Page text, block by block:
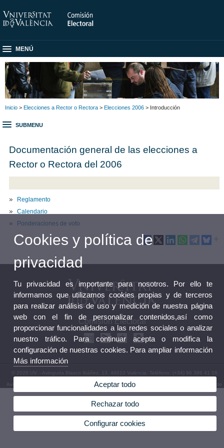
MENÚ
Inicio > Elecciones a Rector o Rectora > Elecciones 2006 > Introducción
SUBMENU
Documentación general de las elecciones a
Rector o Rectora del 2006
Reglamento
Calendario
Ponderaciones de voto
Comisión Electoral
© 2026 UV. - Avinguda Blasco Ibáñez, 13. 46010 València. Teléfono: (+34) 96 386 41 16
Aviso legal Política privacidad|Cookies| Buzón de Contacto
Cookies y política de
privacidad
Tu privacidad es importante para nosotros. Por ello te
informamos que utilizamos cookies propias y de terceros
para realizar análisis de uso y medición de nuestra página
web con el fin de personalizar contenidos,así como
proporcionar funcionalidades a las redes sociales o analizar
nuestro tráfico. Para continuar acepta o modifica la
configuración de nuestras cookies. Para ampliar información
Más información
Aceptar todo
Rechazar todo
Configurar cookies